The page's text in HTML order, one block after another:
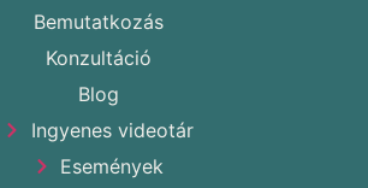
Bemutatkozás
Konzultáció
Blog
Ingyenes videotár
Események